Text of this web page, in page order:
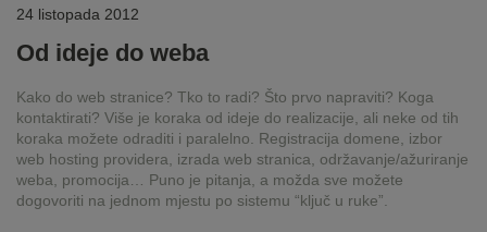
24 listopada 2012
Od ideje do weba
Kako do web stranice? Tko to radi? Što prvo napraviti? Koga
kontaktirati? Više je koraka od ideje do realizacije, ali neke od tih
koraka možete odraditi i paralelno. Registracija domene, izbor
web hosting providera, izrada web stranica, održavanje/ažuriranje
weba, promocija… Puno je pitanja, a možda sve možete
dogovoriti na jednom mjestu po sistemu “ključ u ruke”.